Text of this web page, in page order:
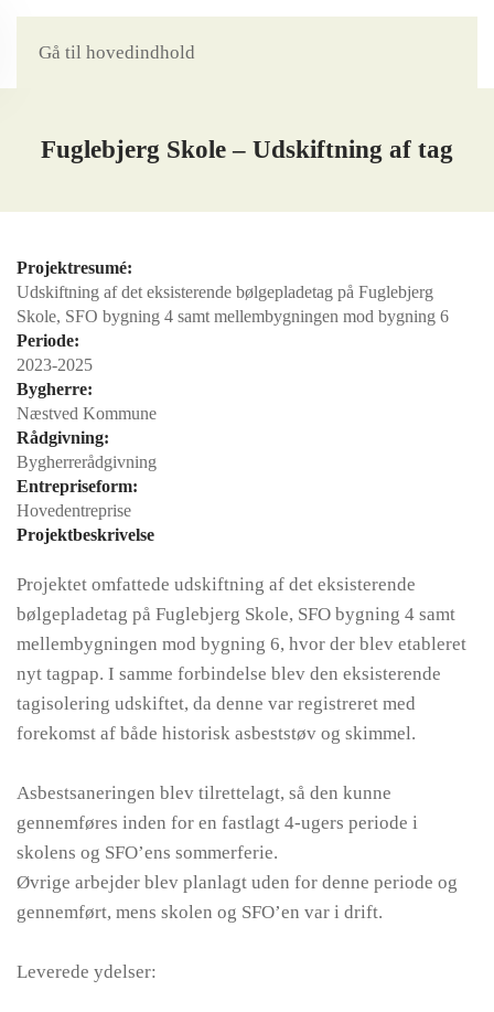
Gå til hovedindhold
Fuglebjerg Skole – Udskiftning af tag
Projektresumé:
Udskiftning af det eksisterende bølgepladetag på Fuglebjerg
Skole, SFO bygning 4 samt mellembygningen mod bygning 6
Periode:
2023-2025
Bygherre:
Næstved Kommune
Rådgivning:
Bygherrerådgivning
Entrepriseform:
Hovedentreprise
Projektbeskrivelse
Projektet omfattede udskiftning af det eksisterende
bølgepladetag på Fuglebjerg Skole, SFO bygning 4 samt
mellembygningen mod bygning 6, hvor der blev etableret
nyt tagpap. I samme forbindelse blev den eksisterende
tagisolering udskiftet, da denne var registreret med
forekomst af både historisk asbeststøv og skimmel.
Asbestsaneringen blev tilrettelagt, så den kunne
gennemføres inden for en fastlagt 4-ugers periode i
skolens og SFO’ens sommerferie.
Øvrige arbejder blev planlagt uden for denne periode og
gennemført, mens skolen og SFO’en var i drift.
Leverede ydelser: